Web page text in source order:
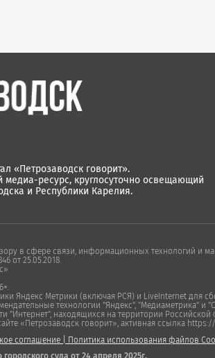
«Петрозаводск говорит».
ресурс, круглосуточно освещающий
и Республики Карелия.
в сфере связи, информационных технологий и
от 25.05.2018.
Яндекс Метрики (включая РСЯ) и LiveInternet для
технологии "Яндекс", "Медиаметрика"
"Интернет", находящихся на территории
«Петрозаводск говорит», активная ссылка
соглашение
Политика использования файлов